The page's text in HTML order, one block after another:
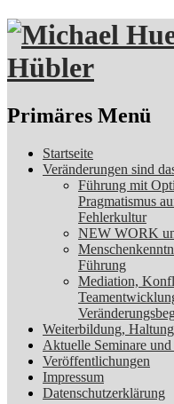
Hübler
Suchen
Primäres Menü
Zum
Inhalt
Startseite
Veränderungen sind
Führung mit
Pragmatismus
Fehlerkultur
NEW WORK
Führung
Mediation,
Weiterbildung,
Aktuelle Seminare
Veröffentlichungen
Impressum
Datenschutzerklärung